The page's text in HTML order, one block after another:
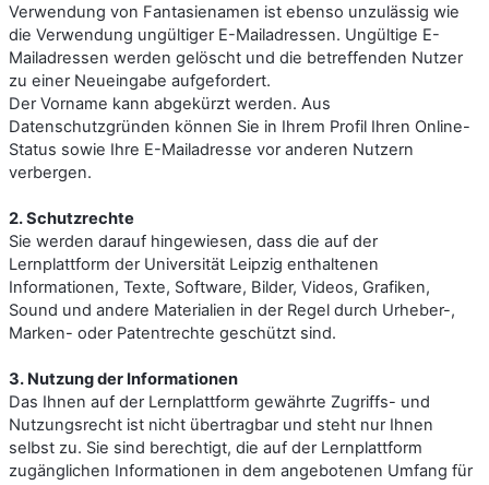
Verwendung von Fantasienamen ist ebenso unzulässig wie
die Verwendung ungültiger E-Mailadressen. Ungültige E-
Mailadressen werden gelöscht und die betreffenden Nutzer
zu einer Neueingabe aufgefordert.
Der Vorname kann abgekürzt werden. Aus
Datenschutzgründen können Sie in Ihrem Profil Ihren Online-
Status sowie Ihre E-Mailadresse vor anderen Nutzern
verbergen.
2. Schutzrechte
Sie werden darauf hingewiesen, dass die auf der
Lernplattform der Universität Leipzig enthaltenen
Informationen, Texte, Software, Bilder, Videos, Grafiken,
Sound und andere Materialien in der Regel durch Urheber-,
Marken- oder Patentrechte geschützt sind.
3. Nutzung der Informationen
Das Ihnen auf der Lernplattform gewährte Zugriffs- und
Nutzungsrecht ist nicht übertragbar und steht nur Ihnen
selbst zu. Sie sind berechtigt, die auf der Lernplattform
zugänglichen Informationen in dem angebotenen Umfang für